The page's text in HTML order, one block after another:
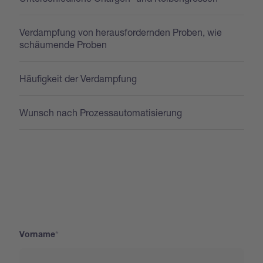
Verdampfung von herausfordernden Proben, wie
schäumende Proben
Häufigkeit der Verdampfung
Wunsch nach Prozessautomatisierung
Vorname